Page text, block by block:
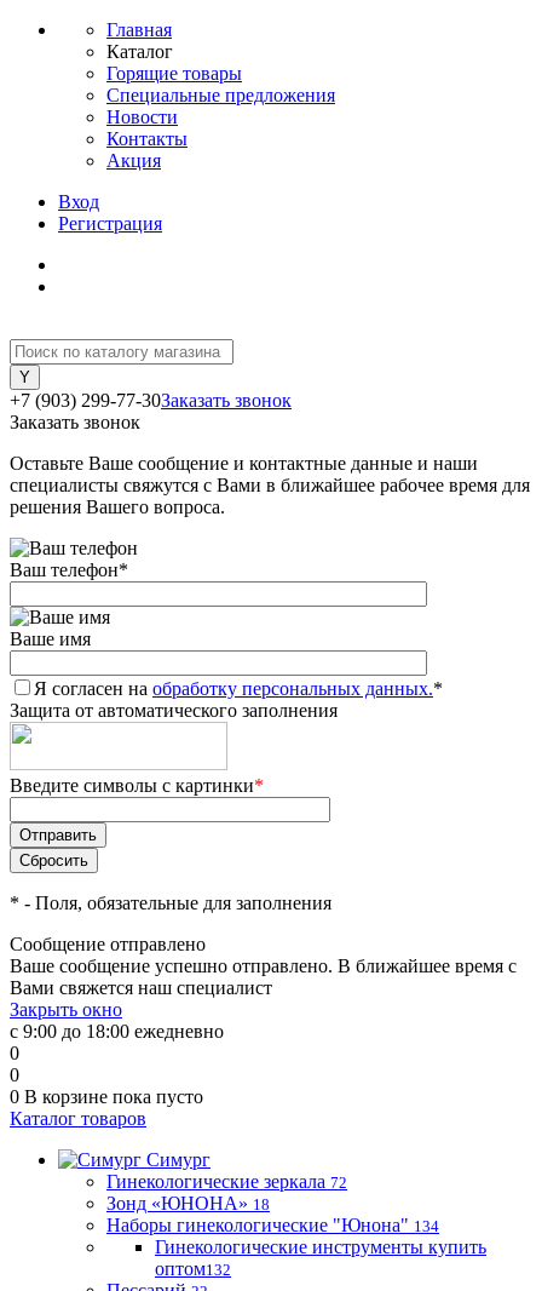
Главная
Каталог
Горящие товары
Специальные предложения
Новости
Контакты
Акция
Вход
Регистрация
+7 (903) 299-77-30Заказать звонок
Заказать звонок
Оставьте Ваше сообщение и контактные данные и наши
специалисты свяжутся с Вами в ближайшее рабочее время для
решения Вашего вопроса.
Ваш телефон*
Ваше имя
Я согласен на обработку персональных данных.*
Защита от автоматического заполнения
Введите символы с картинки*
* - Поля, обязательные для заполнения
Сообщение отправлено
Ваше сообщение успешно отправлено. В ближайшее время с
Вами свяжется наш специалист
Закрыть окно
с 9:00 до 18:00 ежедневно
0
0
0 В корзине пока пусто
Каталог товаров
Симург
Гинекологические зеркала 72
Зонд «ЮНОНА» 18
Наборы гинекологические "Юнона" 134
Гинекологические инструменты купить
оптом132